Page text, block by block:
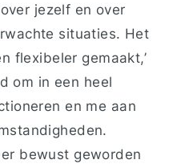
jezelf en over
situaties. Het
flexibeler gemaakt,’
om in een heel
en me aan
bewust geworden